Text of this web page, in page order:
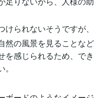
られないそうですが、
然の風景を見ることなど
を感じられるため、でき